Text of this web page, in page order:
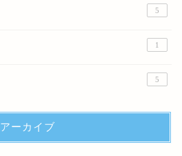
5
1
5
アーカイブ